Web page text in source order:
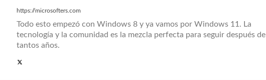
https://microsofters.com
Todo esto empezó con Windows 8 y ya vamos por Windows 11. La
tecnología y la comunidad es la mezcla perfecta para seguir después de
tantos años.